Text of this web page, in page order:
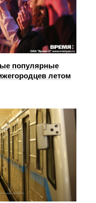
популярные
летом